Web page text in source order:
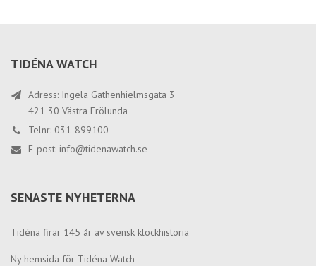
TIDÉNA WATCH
Adress: Ingela Gathenhielmsgata 3
421 30 Västra Frölunda
Telnr: 031-899100
E-post: info@tidenawatch.se
SENASTE NYHETERNA
Tidéna firar 145 år av svensk klockhistoria
Ny hemsida för Tidéna Watch